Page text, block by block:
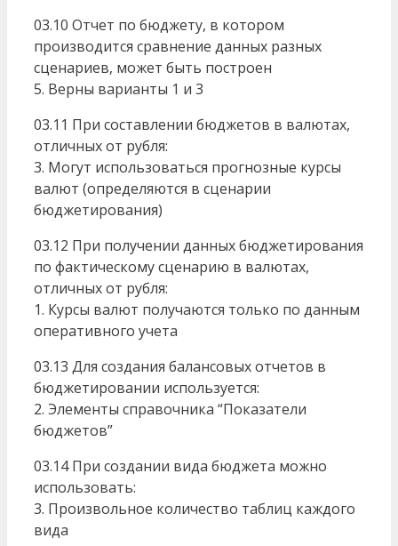
03.10 Отчет по бюджету, в котором
производится сравнение данных разных
сценариев, может быть построен
5. Верны варианты 1 и 3
03.11 При составлении бюджетов в валютах,
отличных от рубля:
3. Могут использоваться прогнозные курсы
валют (определяются в сценарии
бюджетирования)
03.12 При получении данных бюджетирования
по фактическому сценарию в валютах,
отличных от рубля:
1. Курсы валют получаются только по данным
оперативного учета
03.13 Для создания балансовых отчетов в
бюджетировании используется:
2. Элементы справочника “Показатели
бюджетов”
03.14 При создании вида бюджета можно
использовать:
3. Произвольное количество таблиц каждого
вида